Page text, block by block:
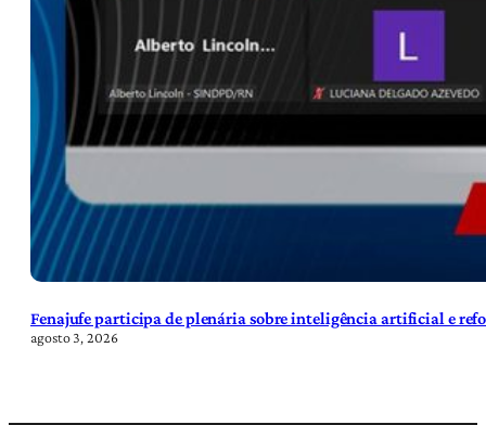
Fenajufe participa de plenária sobre inteligência artificial e
agosto 3, 2026